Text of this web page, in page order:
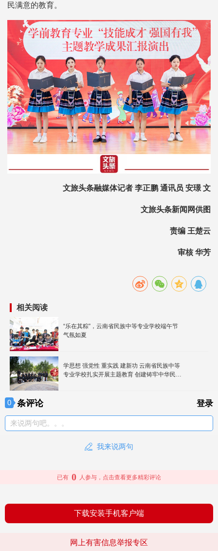
民满意的教育。
文旅头条融媒体记者 李正鹏 通讯员 安璟 文
文旅头条新闻网供图
责编 王楚云
审核 华芳
相关阅读
“乐在其粽”，云南省民族中等专业学校端午节
气氛如夏
学思想 强党性 重实践 建新功 云南省民族中等
专业学校扎实开展主题教育 创建铸牢中华民族
0 条评论 登录
来说两句吧。。。
我来说两句
已有 0 人参与，点击查看更多精彩评论
下载安装手机客户端
网上有害信息举报专区